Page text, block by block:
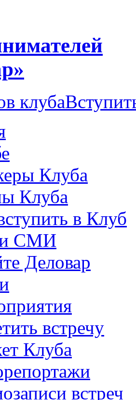
клуба
Клуба
Клуба
в Клуб
СМИ
Деловар
встречу
Клуба
встреч